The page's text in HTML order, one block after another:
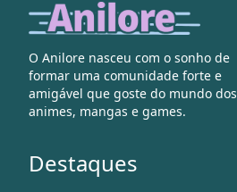
O Anilore nasceu com o sonho de
formar uma comunidade forte e
amigável que goste do mundo dos
animes, mangas e games.
Destaques